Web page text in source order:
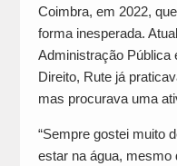
Coimbra, em 2022,
forma inesperada.
Administração Pública
Direito, Rute já
mas procurava uma
“Sempre gostei muito
estar na água, mesmo